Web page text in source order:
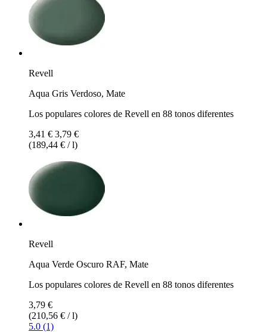
Revell
Aqua Gris Verdoso, Mate
Los populares colores de Revell en 88 tonos diferentes
3,41 € 3,79 €
(189,44 € / l)
Revell
Aqua Verde Oscuro RAF, Mate
Los populares colores de Revell en 88 tonos diferentes
3,79 €
(210,56 € / l)
5.0 (1)